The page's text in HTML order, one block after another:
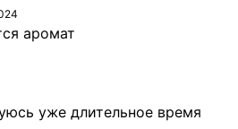
аромат
уже длительное время